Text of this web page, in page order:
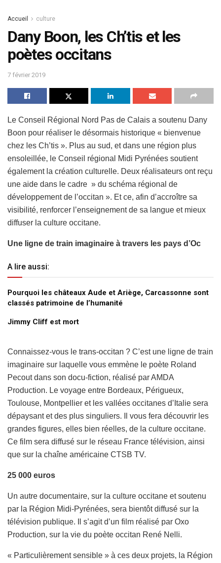
Accueil culture
Dany Boon, les Ch’tis et les
poètes occitans
7 février 2019
Le Conseil Régional Nord Pas de Calais a soutenu Dany
Boon pour réaliser le désormais historique « bienvenue
chez les Ch’tis ». Plus au sud, et dans une région plus
ensoleillée, le Conseil régional Midi Pyrénées soutient
également la création culturelle. Deux réalisateurs ont reçu
une aide dans le cadre » du schéma régional de
développement de l’occitan ». Et ce, afin d’accroître sa
visibilité, renforcer l’enseignement de sa langue et mieux
diffuser la culture occitane.
Une ligne de train imaginaire à travers les pays d’Oc
A lire aussi:
Pourquoi les châteaux Aude et Ariège, Carcassonne sont
classés patrimoine de l’humanité
Jimmy Cliff est mort
Connaissez-vous le trans-occitan ? C’est une ligne de train
imaginaire sur laquelle vous emmène le poète Roland
Pecout dans son docu-fiction, réalisé par AMDA
Production. Le voyage entre Bordeaux, Périgueux,
Toulouse, Montpellier et les vallées occitanes d’Italie sera
dépaysant et des plus singuliers. Il vous fera découvrir les
grandes figures, elles bien réelles, de la culture occitane.
Ce film sera diffusé sur le réseau France télévision, ainsi
que sur la chaîne américaine CTSB TV.
25 000 euros
Un autre documentaire, sur la culture occitane et soutenu
par la Région Midi-Pyrénées, sera bientôt diffusé sur la
télévision publique. Il s’agit d’un film réalisé par Oxo
Production, sur la vie du poète occitan René Nelli.
« Particulièrement sensible » à ces deux projets, la Région